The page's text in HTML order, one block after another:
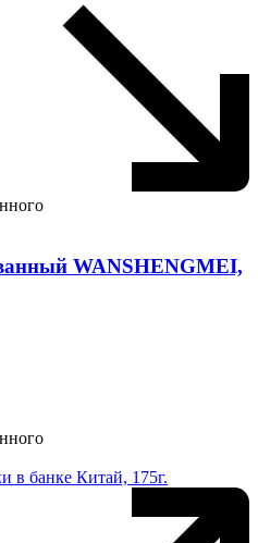
WANSHENGMEI,